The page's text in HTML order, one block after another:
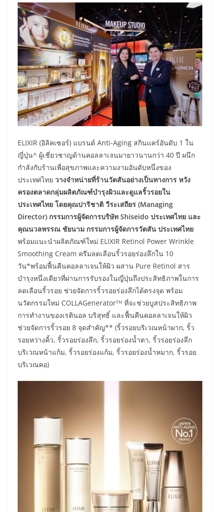
ELIXIR (อิลิคเซอร์) แบรนด์ Anti-Aging สกินแคร์อันดับ 1 ใน
ญี่ปุ่น^ ผู้เชี่ยวชาญด้านคอลลาเจนมายาวนานกว่า 40 ปี ผนึก
กำลังกับร้านเพื่อสุขภาพและความงามอันดับหนึ่งของ
ประเทศไทย วางจำหน่ายที่ร้านวัตสันอย่างเป็นทางการ หวัง
ครองตลาดกลุ่มผลิตภัณฑ์บำรุงผิวและดูแลริ้วรอยใน
ประเทศไทย โดยคุณปาริชาติ วีระเสถียร (Managing
Director) กรรมการผู้จัดการบริษัท Shiseido ประเทศไทย และ
คุณนวลพรรณ ชัยนาม กรรมการผู้จัดการวัตสัน ประเทศไทย
พร้อมแนะนำผลิตภัณฑ์ใหม่ ELIXIR Retinol Power Wrinkle
Smoothing Cream ครีมลดเลือนริ้วรอยร่องลึกใน 10
วัน*พร้อมฟื้นคืนคอลลาเจนให้ผิว ผสาน Pure Retinol สาร
บำรุงหนึ่งเดียวที่ผ่านการรับรองในญี่ปุ่นถึงประสิทธิภาพในการ
ลดเลือนริ้วรอย ช่วยจัดการริ้วรอยร่องลึกได้ตรงจุด พร้อม
นวัตกรรมใหม่ COLLAGeneratorᵀᴹ ที่จะช่วยบูสประสิทธิภาพ
การทำงานของเรตินอล บริสุทธิ์ และฟื้นคืนคอลลาเจนให้ผิว
ช่วยจัดการริ้วรอย 8 จุดสำคัญ** (ริ้วรอยบริเวณหน้าผาก, ริ้ว
รอยหว่างคิ้ว, ริ้วรอยร่องลึก, ริ้วรอยร่องน้ำตา, ริ้วรอยร่องลึก
บริเวณหน้าแก้ม, ริ้วรอยร่องแก้ม, ริ้วรอยร่องน้ำหมาก, ริ้วรอย
บริเวณคอ)